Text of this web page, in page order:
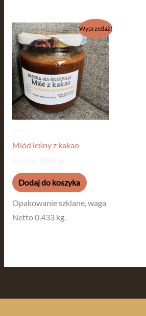
Wyprzedaż!
Miód leśny z kakao
Pierwotna
cena
wynosiła:
40,00 zł.
Aktualna
cena
wynosi:
29,99 zł.
Dodaj do koszyka
Opakowanie szklane, waga
Netto 0,433 kg.